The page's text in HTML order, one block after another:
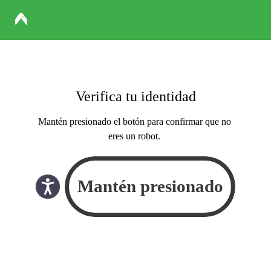
Verifica tu identidad
Mantén presionado el botón para confirmar que no
eres un robot.